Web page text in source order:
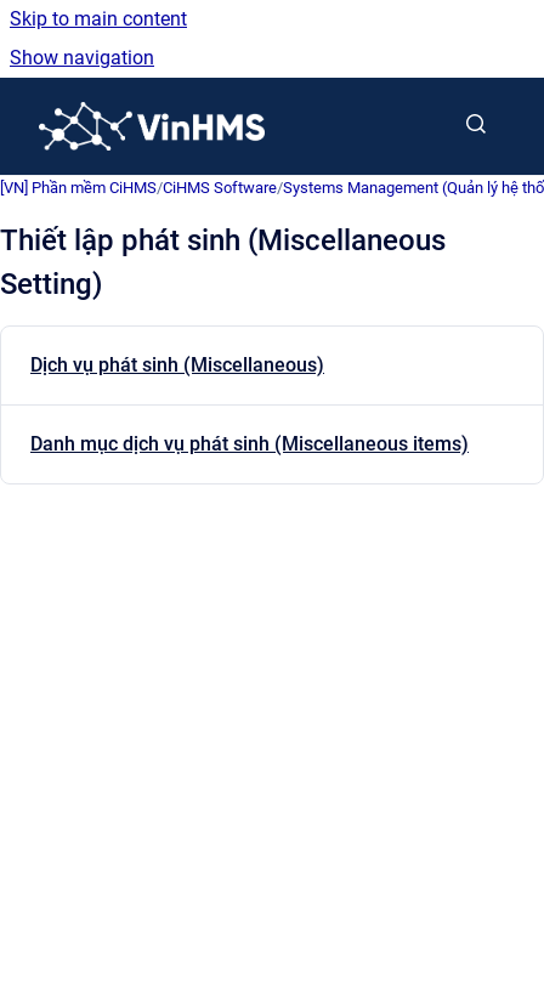
Skip to main content
Show navigation
[VN] Phần mềm CiHMS/CiHMS Software/Systems Management (Quản lý hệ
Thiết lập phát sinh (Miscellaneous
Setting)
Dịch vụ phát sinh (Miscellaneous)
Danh mục dịch vụ phát sinh (Miscellaneous items)